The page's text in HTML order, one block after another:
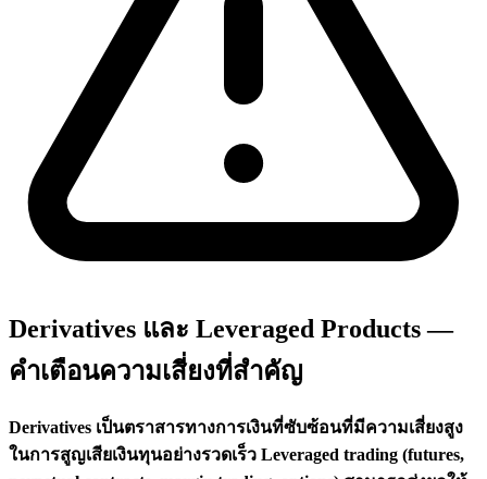
Derivatives และ Leveraged Products —
คำเตือนความเสี่ยงที่สำคัญ
Derivatives เป็นตราสารทางการเงินที่ซับซ้อนที่มีความเสี่ยงสูง
ในการสูญเสียเงินทุนอย่างรวดเร็ว Leveraged trading (futures,